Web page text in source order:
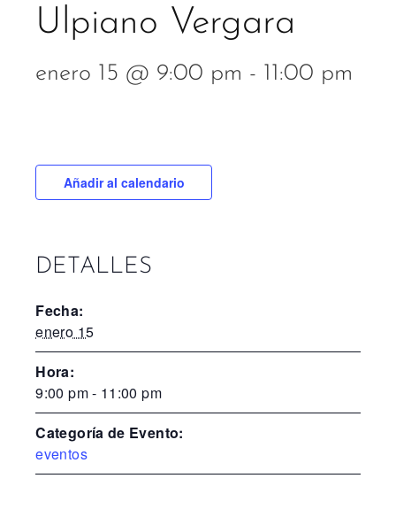
Ulpiano Vergara
enero 15 @ 9:00 pm - 11:00 pm
Añadir al calendario
DETALLES
Fecha:
enero 15
Hora:
9:00 pm - 11:00 pm
Categoría de Evento:
eventos